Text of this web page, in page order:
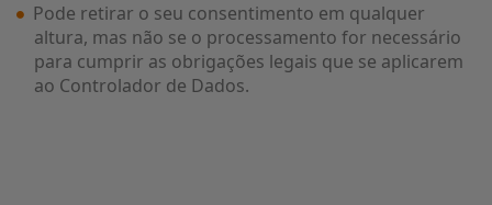
Pode retirar o seu consentimento em qualquer
altura, mas não se o processamento for necessário
para cumprir as obrigações legais que se aplicarem
ao Controlador de Dados.